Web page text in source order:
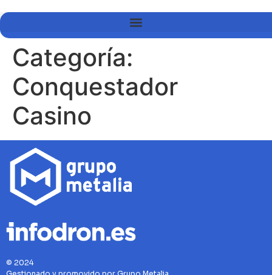
Categoría:
Conquestador
Casino
© 2024